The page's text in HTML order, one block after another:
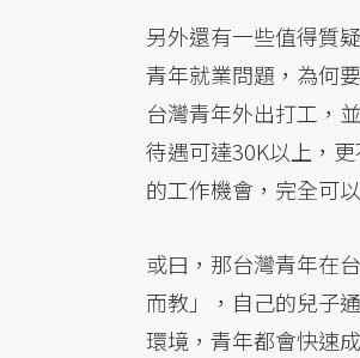
另外還有一些值得質
青年就業問題，為何
台灣青年外出打工，
待遇可達30K以上，
的工作機會，完全可
或曰，那台灣青年在
而教」，自己的兒子
環境，青年都會快速